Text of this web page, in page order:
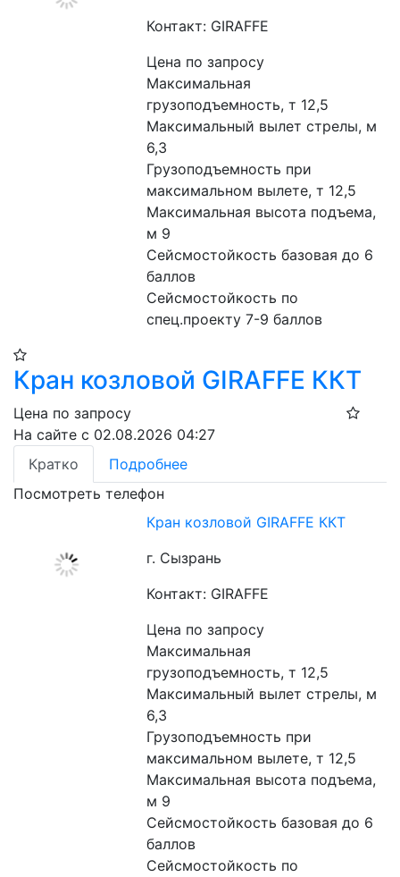
Контакт: GIRAFFE
Цена по запросу
Максимальная
грузоподъемность, т 12,5
Максимальный вылет стрелы, м
6,3
Грузоподъемность при
максимальном вылете, т 12,5
Максимальная высота подъема,
м 9
Сейсмостойкость базовая до 6
баллов
Сейсмостойкость по
спец.проекту 7-9 баллов
Кран козловой GIRAFFE ККТ
Цена по запросу
На сайте с 02.08.2026 04:27
Кратко
Подробнее
Посмотреть телефон
Кран козловой GIRAFFE ККТ
г. Сызрань
Контакт: GIRAFFE
Цена по запросу
Максимальная
грузоподъемность, т 12,5
Максимальный вылет стрелы, м
6,3
Грузоподъемность при
максимальном вылете, т 12,5
Максимальная высота подъема,
м 9
Сейсмостойкость базовая до 6
баллов
Сейсмостойкость по